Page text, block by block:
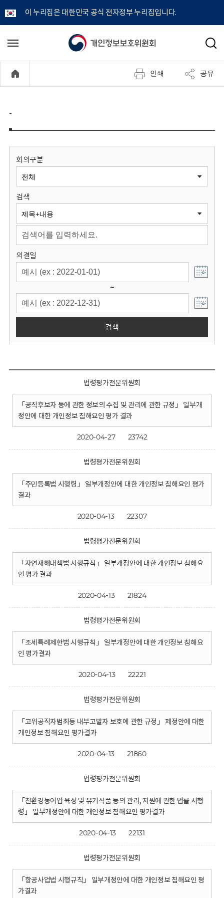
이 누리집은 대한민국 공식 전자정부 누리집입니다.
개
정
보
원
회
메
기
검
인쇄 공유
-
회의구분
검색
의결일
~
검색
법령평가전문위원회
「공직후보자 등에 관한 정보의 수집 및 관리에 관한 규정」 일부개
정안에 대한 개인정보 침해요인 평가 결과
2020-04-27 23742
법령평가전문위원회
「주민등록법 시행령」 일부개정안에 대한 개인정보 침해요인 평가
결과
2020-04-13 22307
법령평가전문위원회
「자연재해대책법 시행규칙」 일부개정안에 대한 개인정보 침해요
인 평가 결과
2020-04-13 21824
법령평가전문위원회
「조세특례제한법 시행규칙」 일부개정안에 대한 개인정보 침해요
인 평가결과
2020-04-13 22221
법령평가전문위원회
「고위공직자범죄등 내부고발자 보호에 관한 규정」 제정안에 대한
개인정보 침해요인 평가결과
2020-04-13 21860
법령평가전문위원회
「친환경농어업 육성 및 유기식품 등의 관리, 지원에 관한 법률 시행
령」 일부개정안에 대한 개인정보 침해요인 평가결과
2020-04-13 22131
법령평가전문위원회
「항공사업법 시행규칙」 일부개정안에 대한 개인정보 침해요인 평
가결과